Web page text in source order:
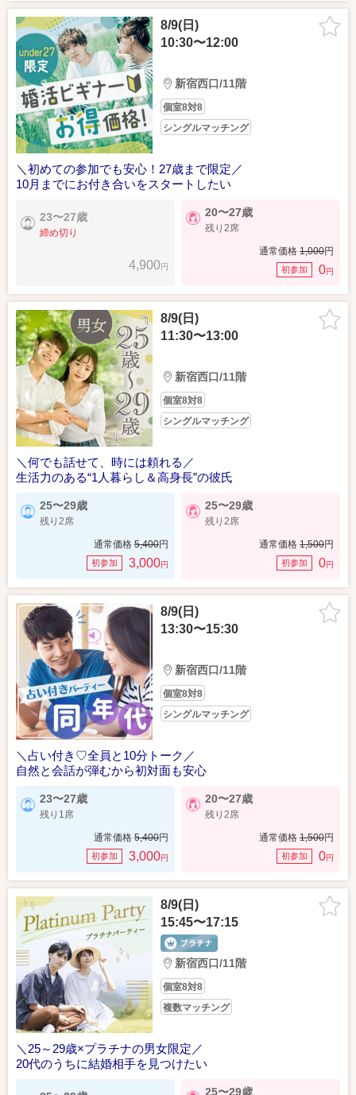
8/9(日)
10:30〜12:00
新宿西口/11階
個室8対8
シングルマッチング
＼初めての参加でも安心！27歳まで限定／
10月までにお付き合いをスタートしたい
23〜27歳
締め切り
4,900円
20〜27歳
残り2席
通常価格 1,000円
初参加 0円
8/9(日)
11:30〜13:00
新宿西口/11階
個室8対8
シングルマッチング
＼何でも話せて、時には頼れる／
生活力のある“1人暮らし＆高身長”の彼氏
25〜29歳
残り2席
通常価格 5,400円
初参加 3,000円
25〜29歳
残り2席
通常価格 1,500円
初参加 0円
8/9(日)
13:30〜15:30
新宿西口/11階
個室8対8
シングルマッチング
＼占い付き♡全員と10分トーク／
自然と会話が弾むから初対面も安心
23〜27歳
残り1席
通常価格 5,400円
初参加 3,000円
20〜27歳
残り2席
通常価格 1,500円
初参加 0円
8/9(日)
15:45〜17:15
新宿西口/11階
個室8対8
複数マッチング
＼25～29歳×プラチナの男女限定／
20代のうちに結婚相手を見つけたい
25〜29歳